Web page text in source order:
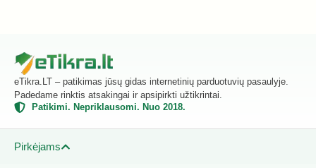
eTikra.LT – patikimas jūsų gidas internetinių parduotuvių pasaulyje.
Padedame rinktis atsakingai ir apsipirkti užtikrintai.
Patikimi. Nepriklausomi. Nuo 2018.
Pirkėjams